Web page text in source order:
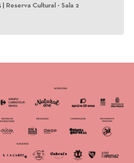
| Reserva Cultural - Sala 2